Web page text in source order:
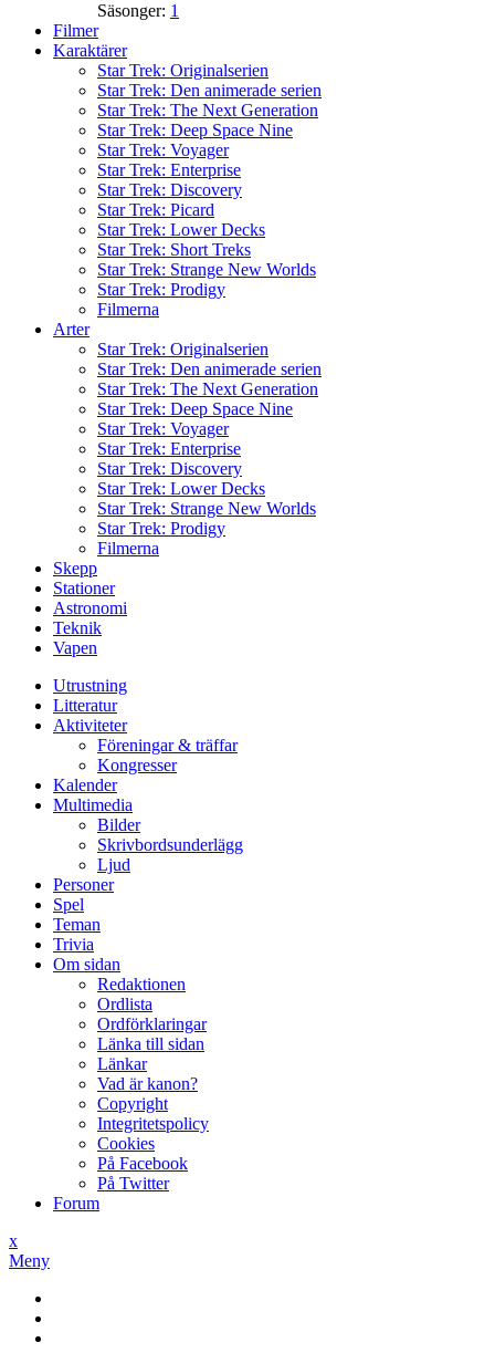
Säsonger: 1
Filmer
Karaktärer
Star Trek: Originalserien
Star Trek: Den animerade serien
Star Trek: The Next Generation
Star Trek: Deep Space Nine
Star Trek: Voyager
Star Trek: Enterprise
Star Trek: Discovery
Star Trek: Picard
Star Trek: Lower Decks
Star Trek: Short Treks
Star Trek: Strange New Worlds
Star Trek: Prodigy
Filmerna
Arter
Star Trek: Originalserien
Star Trek: Den animerade serien
Star Trek: The Next Generation
Star Trek: Deep Space Nine
Star Trek: Voyager
Star Trek: Enterprise
Star Trek: Discovery
Star Trek: Lower Decks
Star Trek: Strange New Worlds
Star Trek: Prodigy
Filmerna
Skepp
Stationer
Astronomi
Teknik
Vapen
Utrustning
Litteratur
Aktiviteter
Föreningar & träffar
Kongresser
Kalender
Multimedia
Bilder
Skrivbordsunderlägg
Ljud
Personer
Spel
Teman
Trivia
Om sidan
Redaktionen
Ordlista
Ordförklaringar
Länka till sidan
Länkar
Vad är kanon?
Copyright
Integritetspolicy
Cookies
På Facebook
På Twitter
Forum
x
Meny